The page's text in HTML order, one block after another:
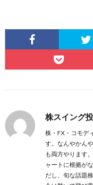
株スイング
株・FX・コモデ
す。なんやかん
も両方やります
ャートに根拠が
だし、旬な話題